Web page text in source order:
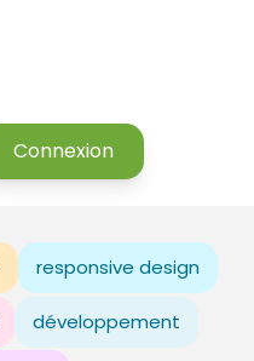
Connexion
responsive design
développement